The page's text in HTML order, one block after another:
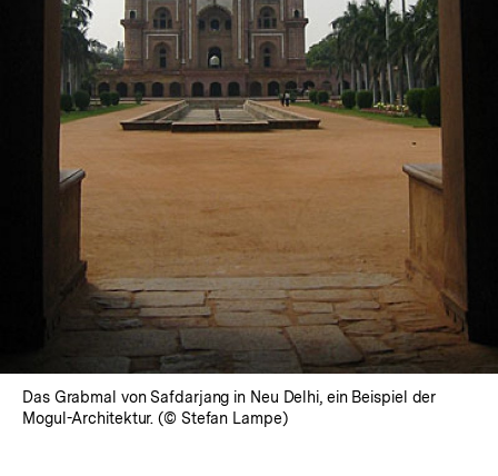
Das Grabmal von Safdarjang in Neu Delhi, ein Beispiel der
Mogul-Architektur. (© Stefan Lampe)